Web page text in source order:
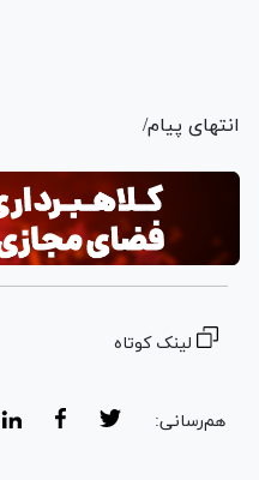
انتهای پیام/
لینک کوتاه
هم‌رسانی: